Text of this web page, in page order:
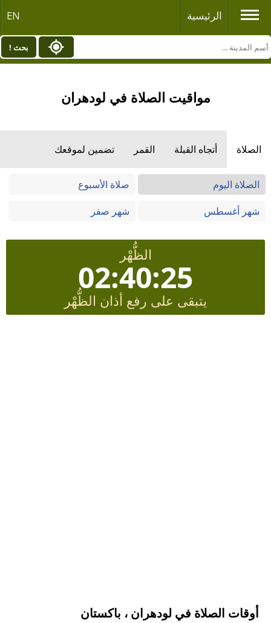
الرئيسية EN
بحث !
مواقيت الصلاة في لودھران
الصلاة أتجاه القبلة القمر تضمين لموقعك
الصلاة اليوم
صلاة الأسبوع
شهر أغسطس
شهر صفر
الظُّهْر
02:40:24
يتبقى على رفع أذان الظُّهْر
أوقات الصلاة في لودھران ، باكستان